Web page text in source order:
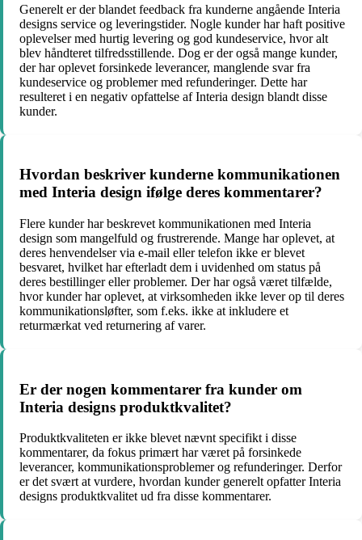
Generelt er der blandet feedback fra kunderne angående Interia
designs service og leveringstider. Nogle kunder har haft positive
oplevelser med hurtig levering og god kundeservice, hvor alt
blev håndteret tilfredsstillende. Dog er der også mange kunder,
der har oplevet forsinkede leverancer, manglende svar fra
kundeservice og problemer med refunderinger. Dette har
resulteret i en negativ opfattelse af Interia design blandt disse
kunder.
Hvordan beskriver kunderne kommunikationen
med Interia design ifølge deres kommentarer?
Flere kunder har beskrevet kommunikationen med Interia
design som mangelfuld og frustrerende. Mange har oplevet, at
deres henvendelser via e-mail eller telefon ikke er blevet
besvaret, hvilket har efterladt dem i uvidenhed om status på
deres bestillinger eller problemer. Der har også været tilfælde,
hvor kunder har oplevet, at virksomheden ikke lever op til deres
kommunikationsløfter, som f.eks. ikke at inkludere et
returmærkat ved returnering af varer.
Er der nogen kommentarer fra kunder om
Interia designs produktkvalitet?
Produktkvaliteten er ikke blevet nævnt specifikt i disse
kommentarer, da fokus primært har været på forsinkede
leverancer, kommunikationsproblemer og refunderinger. Derfor
er det svært at vurdere, hvordan kunder generelt opfatter Interia
designs produktkvalitet ud fra disse kommentarer.